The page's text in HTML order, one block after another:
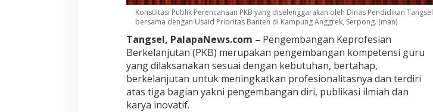
Konsultasi Publik Perencanaan PKB yang diselenggarakan oleh Dinas Pendidikan Tangsel
bersama dengan Usaid Prioritas Banten di Kampung Anggrek, Serpong. (man)
Tangsel, PalapaNews.com – Pengembangan Keprofesian
Berkelanjutan (PKB) merupakan pengembangan kompetensi guru
yang dilaksanakan sesuai dengan kebutuhan, bertahap,
berkelanjutan untuk meningkatkan profesionalitasnya dan terdiri
atas tiga bagian yakni pengembangan diri, publikasi ilmiah dan
karya inovatif.